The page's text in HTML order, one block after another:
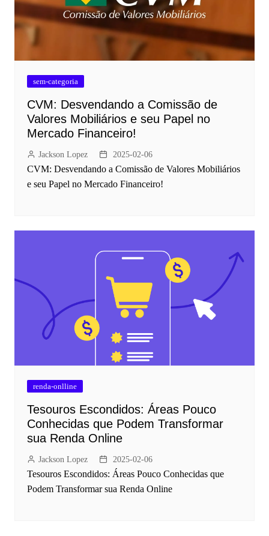
sem-categoria
CVM: Desvendando a Comissão de
Valores Mobiliários e seu Papel no
Mercado Financeiro!
Jackson Lopez 2025-02-06
CVM: Desvendando a Comissão de Valores Mobiliários
e seu Papel no Mercado Financeiro!
renda-onlline
Tesouros Escondidos: Áreas Pouco
Conhecidas que Podem Transformar
sua Renda Online
Jackson Lopez 2025-02-06
Tesouros Escondidos: Áreas Pouco Conhecidas que
Podem Transformar sua Renda Online